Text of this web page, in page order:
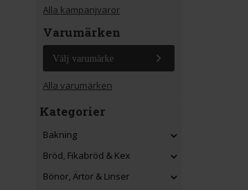
Alla kampanjvaror
Varumärken
Välj varumärke
Alla varumärken
Kategorier
Bakning
Bröd, Fikabröd & Kex
Bönor, Ärtor & Linser